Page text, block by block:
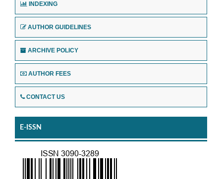
INDEXING
AUTHOR GUIDELINES
ARCHIVE POLICY
AUTHOR FEES
CONTACT US
E-ISSN